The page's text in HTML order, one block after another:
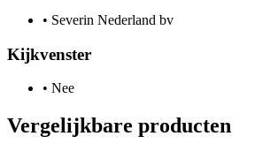
• Severin Nederland bv
Kijkvenster
• Nee
Vergelijkbare producten